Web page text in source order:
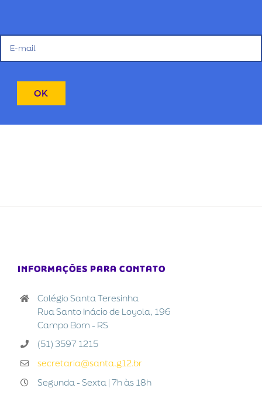
INFORMAÇÕES PARA CONTATO
Colégio Santa Teresinha
Rua Santo Inácio de Loyola, 196
Campo Bom - RS
(51) 3597 1215
secretaria@santa.g12.br
Segunda - Sexta | 7h às 18h